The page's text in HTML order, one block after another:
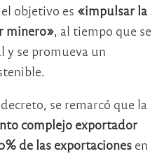
objetivo es «impulsar la
minero», al tiempo que se
y se promueva un
se remarcó que la
complejo exportador
de las exportaciones en